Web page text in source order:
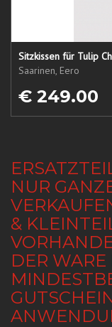
Sitzkissen für Tulip
Saarinen, Eero
€ 249.00
NUR
&
DER